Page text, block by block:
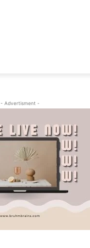
- Advertisment -